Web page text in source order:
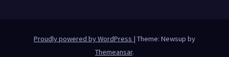
Proudly powered by WordPress | Theme: Newsup by
Themeansar.